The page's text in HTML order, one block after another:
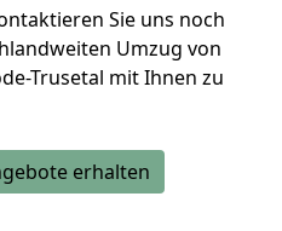
Sie uns noch
Umzug von
Trusetal mit Ihnen zu
erhalten